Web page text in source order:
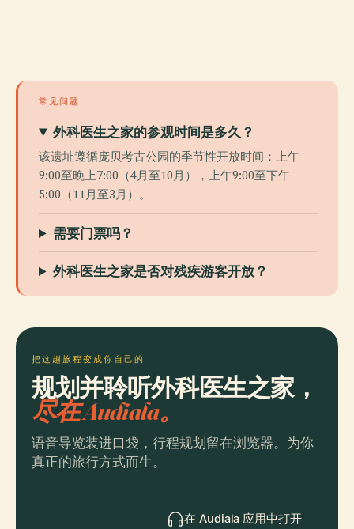
常见问题
外科医生之家的参观时间是多久？
该遗址遵循庞贝考古公园的季节性开放时间：上午
9:00至晚上7:00（4月至10月），上午9:00至下午
5:00（11月至3月）。
需要门票吗？
外科医生之家是否对残疾游客开放？
把这趟旅程变成你自己的
规划并聆听外科医生之家，
尽在 Audiala。
语音导览装进口袋，行程规划留在浏览器。为你
真正的旅行方式而生。
在 Audiala 应用中打开